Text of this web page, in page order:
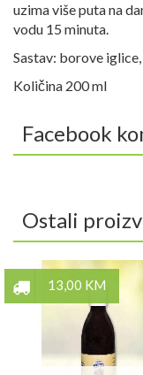
uzima više puta na
vodu 15 minuta.
Sastav: borove iglice,
Količina 200 ml
Facebook
Ostali
13,00 KM